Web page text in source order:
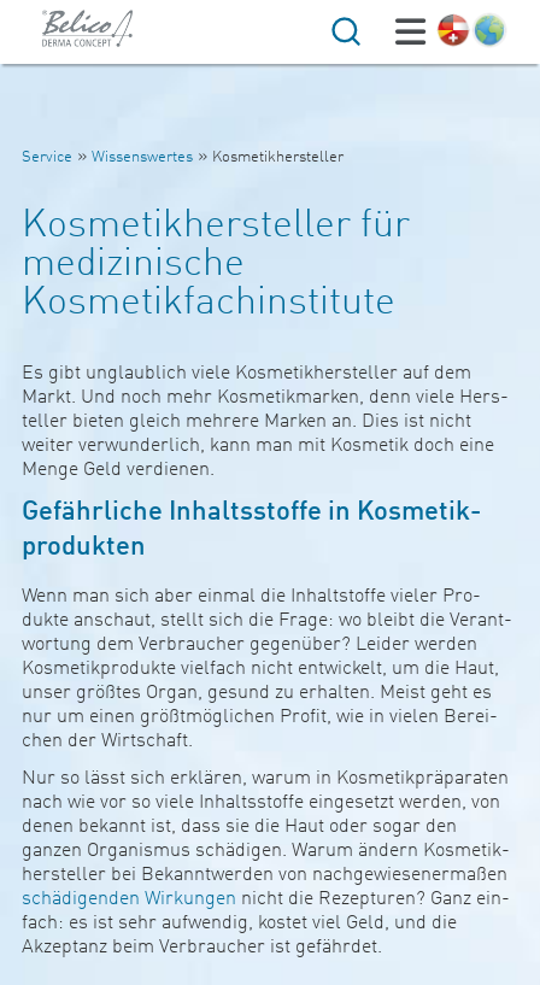
Suche
Service » Wissenswertes » Kosmetikhersteller
Kosmetikhersteller für
medizinische
Kosmetikfachinstitute
Es gibt unglaub­lich viele Kos­me­tik­her­s­teller auf dem
Markt. Und noch mehr Kos­me­tik­marken, denn viele Her­s­
teller bieten gleich meh­rere Marken an. Dies ist nicht
weiter ver­wun­der­lich, kann man mit Kos­metik doch eine
Menge Geld ver­dienen.
Gefähr­liche Inhalts­stof­fe in Kos­me­tik­
pro­dukten
Wenn man sich aber einmal die Inhalt­stoffe vieler Pro­
dukte anschaut, stellt sich die Frage: wo bleibt die Ver­ant­
wor­tung dem Ver­brau­cher gegen­über? Leider werden
Kos­me­tik­pro­dukte viel­fach nicht ent­wi­ckelt, um die Haut,
unser größtes Organ, gesund zu erhalten. Meist geht es
nur um einen größt­mög­li­chen Profit, wie in vielen Berei­
chen der Wirt­schaft.
Nur so lässt sich erklären, warum in Kos­me­tik­präpa­raten
nach wie vor so viele Inhalts­stoffe ein­ge­setzt werden, von
denen bekannt ist, dass sie die Haut oder sogar den
ganzen Orga­nismus schä­d­igen. Warum ändern Kos­me­tik­
her­s­teller bei Bekannt­werden von nach­ge­wie­se­ner­maßen
schä­d­i­genden Wir­kungen nicht die Rezep­turen? Ganz ein­
fach: es ist sehr auf­wendig, kostet viel Geld, und die
Akzeptanz beim Ver­brau­cher ist gefährdet.